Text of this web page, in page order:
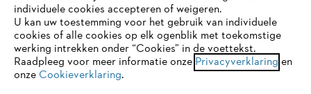
Gegevensbescherming Impressum
onze website optimaal te kunnen gebruiken, raden we aan dat
je overschakelt op één van de volgende browsers:
firefox
individuele cookies accepteren of weigeren.
U kan uw toestemming voor het gebruik van individuele
cookies of alle cookies op elk ogenblik met toekomstige
werking intrekken onder “Cookies” in de voettekst.
Raadpleeg voor meer informatie onze Privacyverklaring en
onze Cookieverklaring.